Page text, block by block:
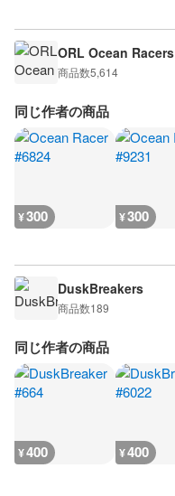
ORL Ocean Racers
商品数5,614
同じ作者の商品
¥300 ¥300
DuskBreakers
商品数189
同じ作者の商品
¥400 ¥400